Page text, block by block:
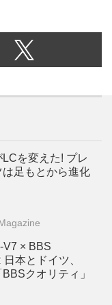
を変えた! プレ
は足もとから進化
V7 × BBS
クオリティ」